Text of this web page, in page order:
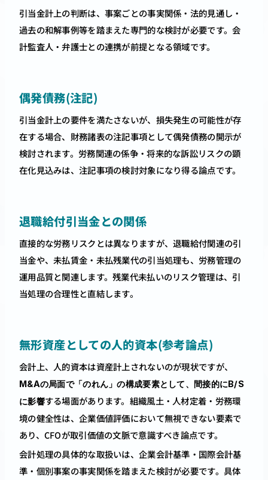
引当金計上の判断は、事案ごとの事実関係・法的見通し・
過去の和解事例等を踏まえた専門的な検討が必要です。会
計監査人・弁護士との連携が前提となる領域です。
偶発債務(注記)
引当金計上の要件を満たさないが、損失発生の可能性が存
在する場合、財務諸表の注記事項として偶発債務の開示が
検討されます。労務関連の係争・将来的な訴訟リスクの顕
在化見込みは、注記事項の検討対象になり得る論点です。
退職給付引当金との関係
直接的な労務リスクとは異なりますが、退職給付関連の引
当金や、未払賃金・未払残業代の引当処理も、労務管理の
運用品質と関連します。残業代未払いのリスク管理は、引
当処理の合理性と直結します。
無形資産としての人的資本(参考論点)
会計上、人的資本は資産計上されないのが現状ですが、
M&Aの局面で「のれん」の構成要素として、間接的にB/S
に影響する場面があります。組織風土・人材定着・労務環
境の健全性は、企業価値評価において無視できない要素で
あり、CFOが取引価値の文脈で意識すべき論点です。
会計処理の具体的な取扱いは、企業会計基準・国際会計基
準・個別事案の事実関係を踏まえた検討が必要です。具体